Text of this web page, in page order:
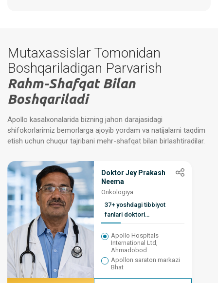
Mutaxassislar Tomonidan
Boshqariladigan Parvarish
Rahm-Shafqat Bilan
Boshqariladi
Apollo kasalxonalarida bizning jahon darajasidagi
shifokorlarimiz bemorlarga ajoyib yordam va natijalarni taqdim
etish uchun chuqur tajribani mehr-shafqat bilan birlashtiradilar.
Doktor Jey Prakash
Neema
Onkologiya
37+ yoshdagi tibbiyot
fanlari doktori
(radioterapiya)
Apollo Hospitals
International Ltd,
Ahmadobod
Apollon saraton markazi
Bhat